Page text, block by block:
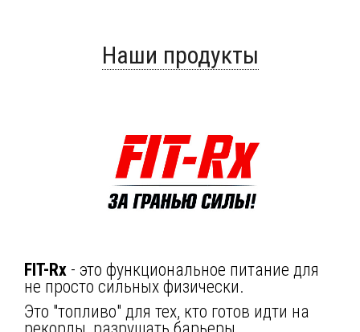
Наши продукты
FIT-Rx - это функциональное питание для
не просто сильных физически.
Это "топливо" для тех, кто готов идти на